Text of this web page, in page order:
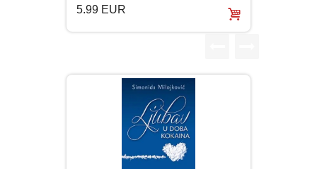
FANTASTIKA
INTERNET I RAČUNARI
ISTORIJSKI
KLASICI
5.99 EUR